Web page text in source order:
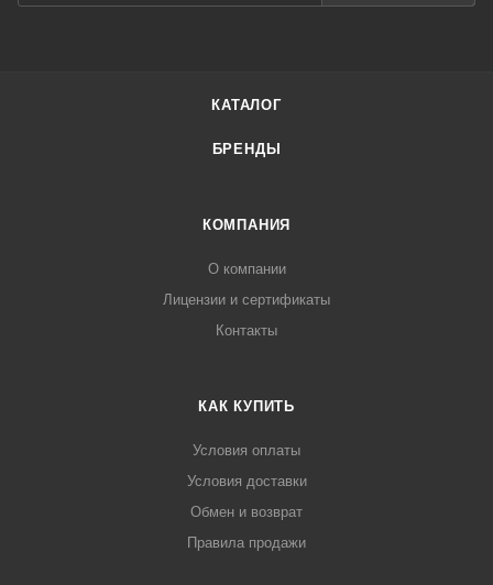
КАТАЛОГ
БРЕНДЫ
КОМПАНИЯ
О компании
Лицензии и сертификаты
Контакты
КАК КУПИТЬ
Условия оплаты
Условия доставки
Обмен и возврат
Правила продажи